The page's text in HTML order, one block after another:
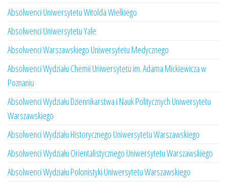
Absolwenci Uniwersytetu Witolda Wielkiego
Absolwenci Uniwersytetu Yale
Absolwenci Warszawskiego Uniwersytetu Medycznego
Absolwenci Wydziału Chemii Uniwersytetu im. Adama Mickiewicza w
Poznaniu
Absolwenci Wydziału Dziennikarstwa i Nauk Politycznych Uniwersytetu
Warszawskiego
Absolwenci Wydziału Historycznego Uniwersytetu Warszawskiego
Absolwenci Wydziału Orientalistycznego Uniwersytetu Warszawskiego
Absolwenci Wydziału Polonistyki Uniwersytetu Warszawskiego